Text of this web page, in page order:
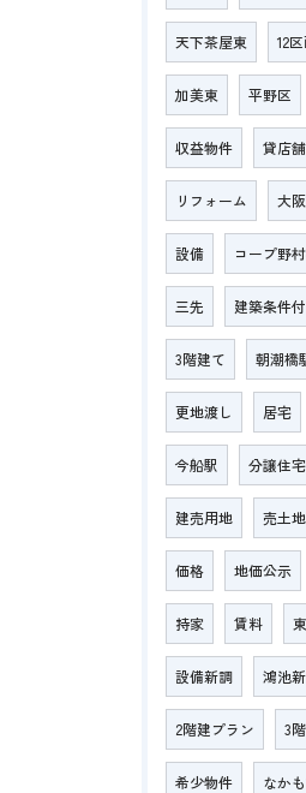
天下茶屋東 12
加美東 平野区
収益物件 貸店舗
リフォーム 大
設備 コープ野
三先 建築条件
3階建て 朝潮橋
更地渡し 居宅
今船駅 分譲住宅
建売用地 売土地
価格 地価公示
持家 賃料
設備新調 鴻池
2階建プラン 3
希少物件 なか